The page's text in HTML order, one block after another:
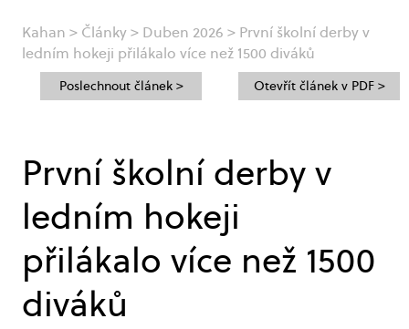
Kahan > Články> Duben 2026 > První školní derby v
ledním hokeji přilákalo více než 1500 diváků
První školní derby v
ledním hokeji
přilákalo více než 1500
diváků
Poslechnout článek > Otevřít článek v PDF >